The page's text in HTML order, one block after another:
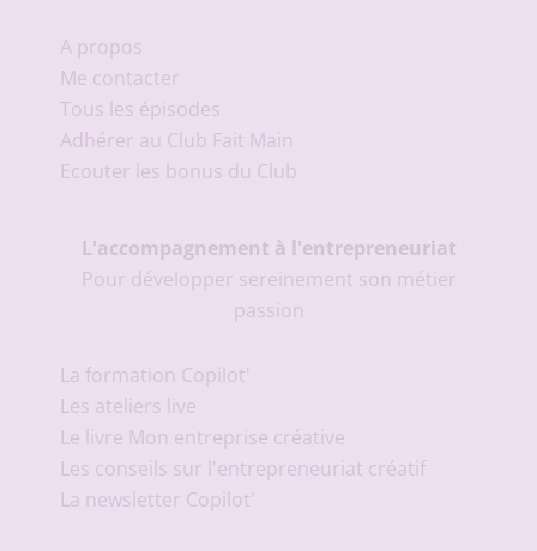
A propos
Me contacter
Tous les épisodes
Adhérer au Club Fait Main
Ecouter les bonus du Club
L'accompagnement à l'entrepreneuriat
Pour développer sereinement son métier
passion
La formation Copilot'
Les ateliers live
Le livre Mon entreprise créative
Les conseils sur l'entrepreneuriat créatif
La newsletter Copilot'